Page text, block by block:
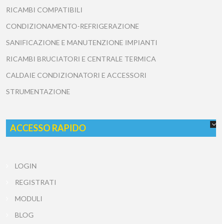
RICAMBI COMPATIBILI
CONDIZIONAMENTO-REFRIGERAZIONE
SANIFICAZIONE E MANUTENZIONE IMPIANTI
RICAMBI BRUCIATORI E CENTRALE TERMICA
CALDAIE CONDIZIONATORI E ACCESSORI
STRUMENTAZIONE
ACCESSO RAPIDO
LOGIN
REGISTRATI
MODULI
BLOG